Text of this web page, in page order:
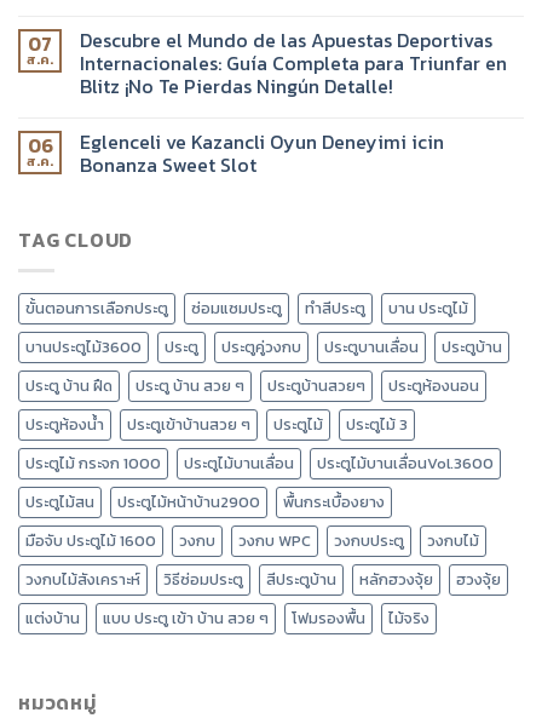
07
ส.ค.
Descubre el Mundo de las Apuestas Deportivas
Internacionales: Guía Completa para Triunfar en
Blitz ¡No Te Pierdas Ningún Detalle!
06
ส.ค.
Eglenceli ve Kazancli Oyun Deneyimi icin
Bonanza Sweet Slot
TAG CLOUD
ขั้นตอนการเลือกประตู ซ่อมแซมประตู ทำสีประตู
บาน ประตูไม้
บานประตูไม้3600
ประตู ประตูคู่วงกบ ประตูบานเลื่อน
ประตูบ้าน
ประตู บ้าน ฝืด
ประตู บ้าน สวย ๆ ประตูบ้านสวยๆ
ประตูห้องนอน
ประตูห้องน้ำ
ประตูเข้าบ้านสวย ๆ ประตูไม้
ประตูไม้ 3
ประตูไม้ กระจก 1000
ประตูไม้บานเลื่อน
ประตูไม้บานเลื่อนVol.3600
ประตูไม้สน
ประตูไม้หน้าบ้าน2900
พื้นกระเบื้องยาง
มือจับ ประตูไม้ 1600
วงกบ วงกบ WPC วงกบประตู
วงกบไม้
วงกบไม้สังเคราะห์
วิธีซ่อมประตู สีประตูบ้าน หลักฮวงจุ้ย
ฮวงจุ้ย
แต่งบ้าน
แบบ ประตู เข้า บ้าน สวย ๆ โฟมรองพื้น ไม้จริง
หมวดหมู่